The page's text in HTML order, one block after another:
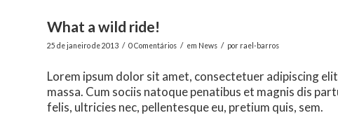
What a wild ride!
25 de janeiro de 2013 / 0 Comentários / em News / por rael-barros
Lorem ipsum dolor sit amet, consectetuer adipiscing
massa. Cum sociis natoque penatibus et magnis dis
felis, ultricies nec, pellentesque eu, pretium quis, sem.